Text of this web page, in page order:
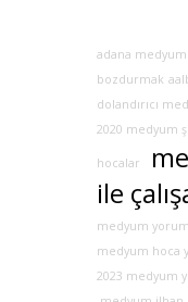
adana
bozdurmak
dolandırıcı
2020 medyum
hocalar
ile
medyum
medyum hoca
2023 medyum